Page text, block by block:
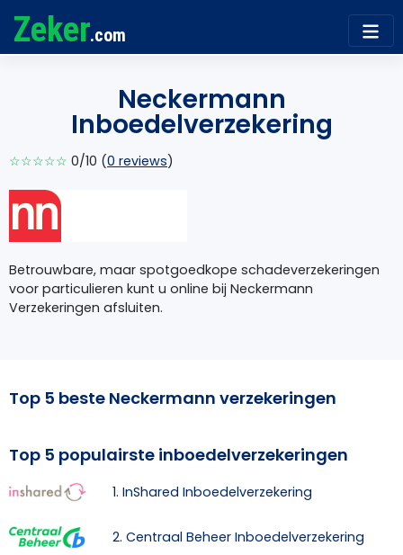
Zeker.com
Neckermann
Inboedelverzekering
☆☆☆☆☆ 0/10 (0 reviews)
Betrouwbare, maar spotgoedkope schadeverzekeringen
voor particulieren kunt u online bij Neckermann
Verzekeringen afsluiten.
Top 5 beste Neckermann verzekeringen
Top 5 populairste inboedelverzekeringen
1. InShared Inboedelverzekering
2. Centraal Beheer Inboedelverzekering